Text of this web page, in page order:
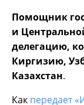
Помощник
и
делегацию,
Киргизию,
Казахстан.
Как передает